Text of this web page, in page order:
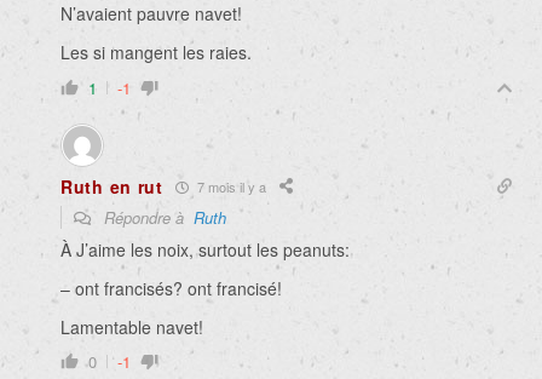
N’avaient pauvre navet!
Les si mangent les raies.
1 -1
Ruth en rut 7 mois il y a
Répondre à Ruth
À J’aime les noix, surtout les peanuts:
– ont francisés? ont francisé!
Lamentable navet!
0 -1